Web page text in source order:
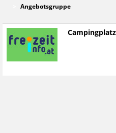
Angebotsgruppe